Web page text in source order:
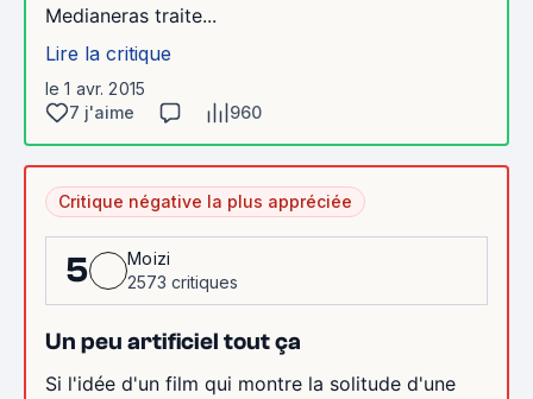
Medianeras traite...
Lire la critique
le 1 avr. 2015
7 j'aime
960
Critique négative la plus appréciée
5
Moizi
2573 critiques
Un peu artificiel tout ça
Si l'idée d'un film qui montre la solitude d'une